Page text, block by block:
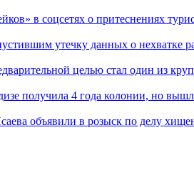
в соцсетях о притеснениях
утечку данных о нехватке
целью стал один из
получила 4 года колонии, но
объявили в розыск по делу